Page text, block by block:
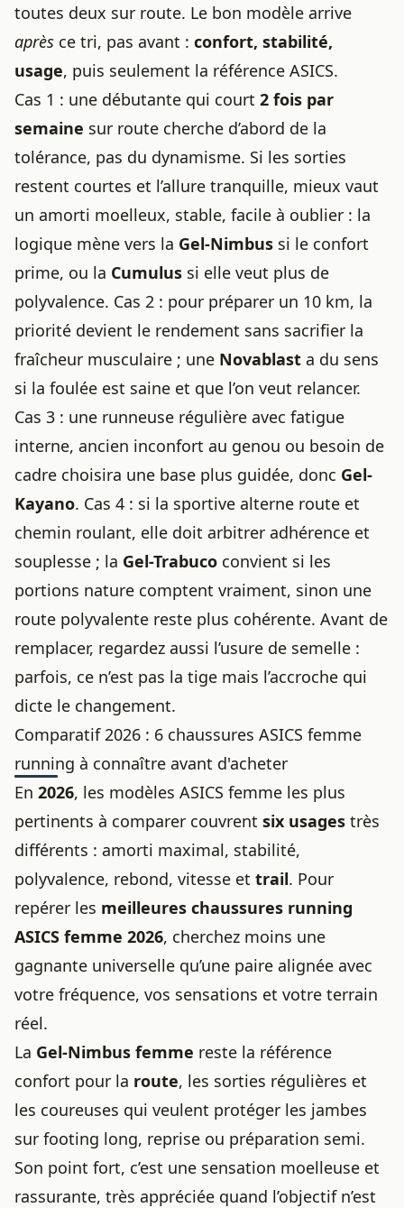
toutes deux sur route. Le bon modèle arrive
après ce tri, pas avant : confort, stabilité,
usage, puis seulement la référence ASICS.
Cas 1 : une débutante qui court 2 fois par
semaine sur route cherche d’abord de la
tolérance, pas du dynamisme. Si les sorties
restent courtes et l’allure tranquille, mieux vaut
un amorti moelleux, stable, facile à oublier : la
logique mène vers la Gel-Nimbus si le confort
prime, ou la Cumulus si elle veut plus de
polyvalence. Cas 2 : pour préparer un 10 km, la
priorité devient le rendement sans sacrifier la
fraîcheur musculaire ; une Novablast a du sens
si la foulée est saine et que l’on veut relancer.
Cas 3 : une runneuse régulière avec fatigue
interne, ancien inconfort au genou ou besoin de
cadre choisira une base plus guidée, donc Gel-
Kayano. Cas 4 : si la sportive alterne route et
chemin roulant, elle doit arbitrer adhérence et
souplesse ; la Gel-Trabuco convient si les
portions nature comptent vraiment, sinon une
route polyvalente reste plus cohérente. Avant de
remplacer, regardez aussi l’usure de semelle :
parfois, ce n’est pas la tige mais l’accroche qui
dicte le changement.
Comparatif 2026 : 6 chaussures ASICS femme
running à connaître avant d'acheter
En 2026, les modèles ASICS femme les plus
pertinents à comparer couvrent six usages très
différents : amorti maximal, stabilité,
polyvalence, rebond, vitesse et trail. Pour
repérer les meilleures chaussures running
ASICS femme 2026, cherchez moins une
gagnante universelle qu’une paire alignée avec
votre fréquence, vos sensations et votre terrain
réel.
La Gel-Nimbus femme reste la référence
confort pour la route, les sorties régulières et
les coureuses qui veulent protéger les jambes
sur footing long, reprise ou préparation semi.
Son point fort, c’est une sensation moelleuse et
rassurante, très appréciée quand l’objectif n’est